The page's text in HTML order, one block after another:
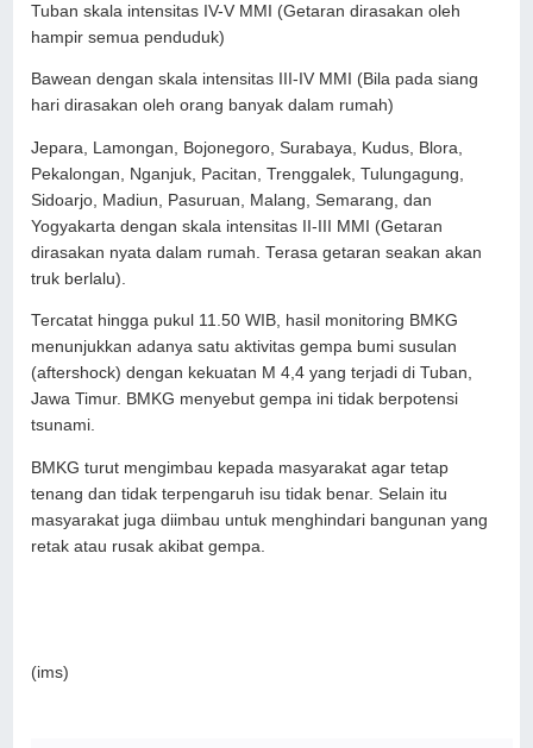
Tuban skala intensitas IV-V MMI (Getaran dirasakan oleh
hampir semua penduduk)
Bawean dengan skala intensitas III-IV MMI (Bila pada siang
hari dirasakan oleh orang banyak dalam rumah)
Jepara, Lamongan, Bojonegoro, Surabaya, Kudus, Blora,
Pekalongan, Nganjuk, Pacitan, Trenggalek, Tulungagung,
Sidoarjo, Madiun, Pasuruan, Malang, Semarang, dan
Yogyakarta dengan skala intensitas II-III MMI (Getaran
dirasakan nyata dalam rumah. Terasa getaran seakan akan
truk berlalu).
Tercatat hingga pukul 11.50 WIB, hasil monitoring BMKG
menunjukkan adanya satu aktivitas gempa bumi susulan
(aftershock) dengan kekuatan M 4,4 yang terjadi di Tuban,
Jawa Timur. BMKG menyebut gempa ini tidak berpotensi
tsunami.
BMKG turut mengimbau kepada masyarakat agar tetap
tenang dan tidak terpengaruh isu tidak benar. Selain itu
masyarakat juga diimbau untuk menghindari bangunan yang
retak atau rusak akibat gempa.
(ims)